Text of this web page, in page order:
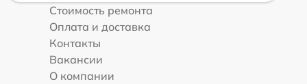
Стоимость ремонта
Оплата и доставка
Контакты
Вакансии
О компании